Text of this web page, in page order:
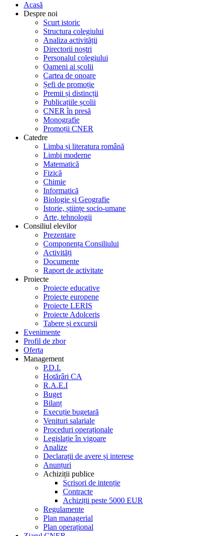
Acasă
Despre noi
Scurt istoric
Structura colegiului
Analiza activității
Directorii noștri
Personalul colegiului
Oameni ai școlii
Cartea de onoare
Șefi de promoție
Premii și distincții
Publicațiile școlii
CNER în presă
Monografie
Promoții CNER
Catedre
Limba și literatura română
Limbi moderne
Matematică
Fizică
Chimie
Informatică
Biologie și Geografie
Istorie, științe socio-umane
Arte, tehnologii
Consiliul elevilor
Prezentare
Componența Consiliului
Activități
Documente
Raport de activitate
Proiecte
Proiecte educative
Proiecte europene
Proiecte LERIS
Proiecte Adolceris
Tabere și excursii
Evenimente
Profil de zbor
Oferta
Management
P.D.I.
Hotărâri CA
R.A.E.I
Buget
Bilanț
Execuție bugetară
Venituri salariale
Proceduri operaționale
Legislație în vigoare
Analize
Declarații de avere și interese
Anunțuri
Achiziții publice
Scrisori de intenție
Contracte
Achiziții peste 5000 EUR
Regulamente
Plan managerial
Plan operațional